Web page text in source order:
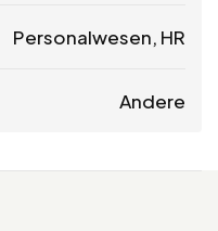
Personalwesen, HR
Andere